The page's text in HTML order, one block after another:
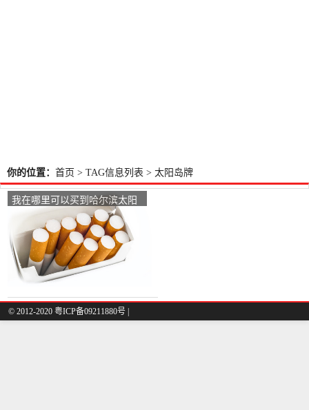
你的位置： 首页 > TAG信息列表 > 太阳岛牌
我在哪里可以买到哈尔滨太阳
岛牌香烟和绿色8元？
© 2012-2020 粤ICP备09211880号 |